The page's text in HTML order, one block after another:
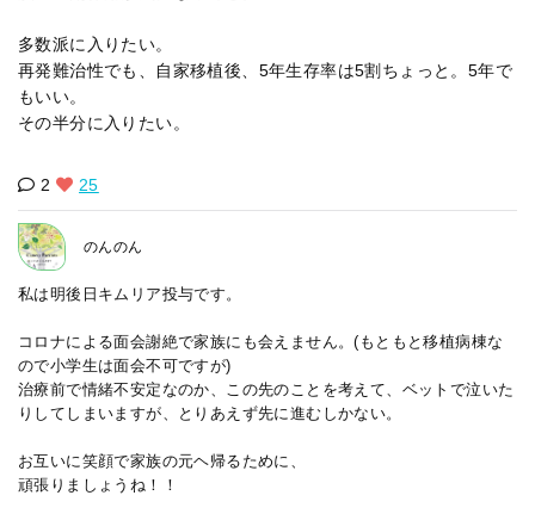
多数派に入りたい。
再発難治性でも、自家移植後、5年生存率は5割ちょっと。5年で
もいい。
その半分に入りたい。
2 25
のんのん
私は明後日キムリア投与です。
コロナによる面会謝絶で家族にも会えません。(もともと移植病棟な
ので小学生は面会不可ですが)
治療前で情緒不安定なのか、この先のことを考えて、ベットで泣いた
りしてしまいますが、とりあえず先に進むしかない。
お互いに笑顔で家族の元ヘ帰るために、
頑張りましょうね！！